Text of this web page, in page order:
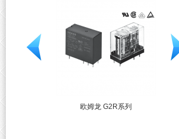
TE 线对板连接器端子 175